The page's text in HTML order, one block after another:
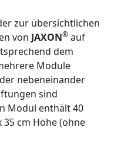
zur übersichtlichen
von JAXON® auf
dem
Module
nebeneinander
sind
Modul enthält 40
35 cm Höhe (ohne